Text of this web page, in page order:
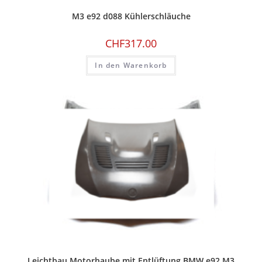
M3 e92 d088 Kühlerschläuche
CHF317.00
In den Warenkorb